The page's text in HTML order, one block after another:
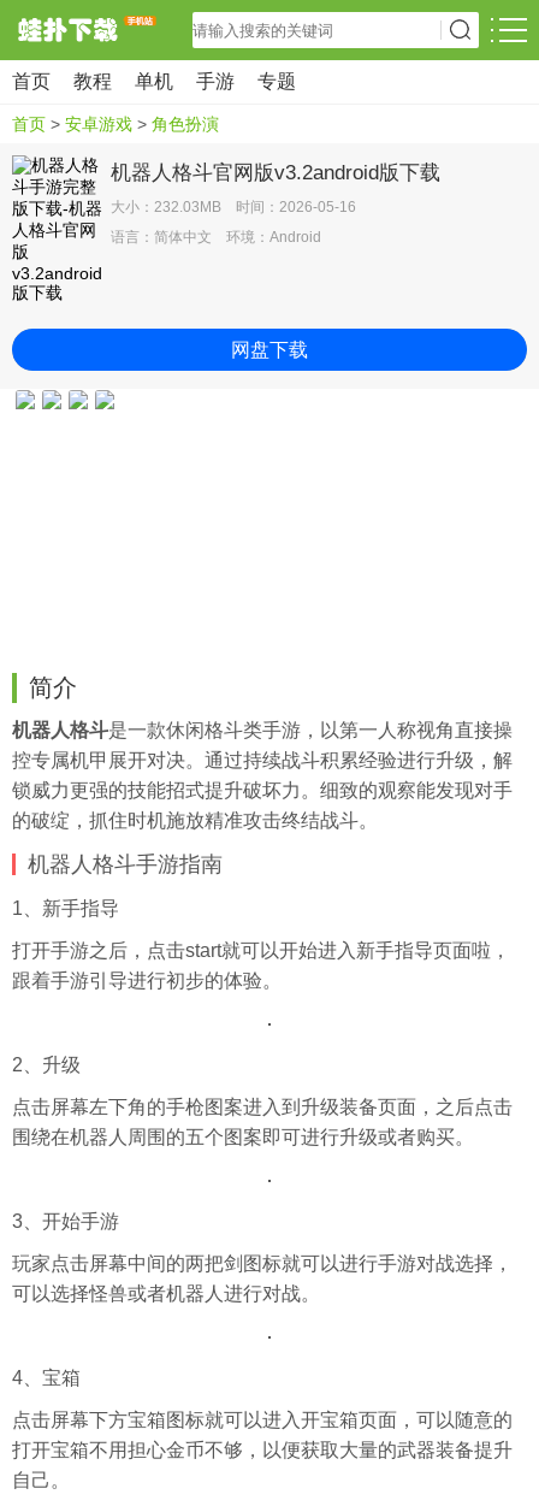
首页 教程 单机 手游 专题
首页 > 安卓游戏 > 角色扮演
机器人格斗官网版v3.2android版下载
大小：232.03MB 时间：2026-05-16
语言：简体中文 环境：Android
网盘下载
简介
机器人格斗是一款休闲格斗类手游，以第一人称视角直接操
控专属机甲展开对决。通过持续战斗积累经验进行升级，解
锁威力更强的技能招式提升破坏力。细致的观察能发现对手
的破绽，抓住时机施放精准攻击终结战斗。
机器人格斗手游指南
1、新手指导
打开手游之后，点击start就可以开始进入新手指导页面啦，
跟着手游引导进行初步的体验。
2、升级
点击屏幕左下角的手枪图案进入到升级装备页面，之后点击
围绕在机器人周围的五个图案即可进行升级或者购买。
3、开始手游
玩家点击屏幕中间的两把剑图标就可以进行手游对战选择，
可以选择怪兽或者机器人进行对战。
4、宝箱
点击屏幕下方宝箱图标就可以进入开宝箱页面，可以随意的
打开宝箱不用担心金币不够，以便获取大量的武器装备提升
自己。